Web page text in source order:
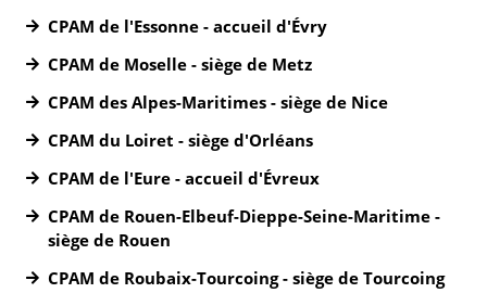
CPAM de l'Essonne - accueil d'Évry
CPAM de Moselle - siège de Metz
CPAM des Alpes-Maritimes - siège de Nice
CPAM du Loiret - siège d'Orléans
CPAM de l'Eure - accueil d'Évreux
CPAM de Rouen-Elbeuf-Dieppe-Seine-Maritime -
siège de Rouen
CPAM de Roubaix-Tourcoing - siège de Tourcoing